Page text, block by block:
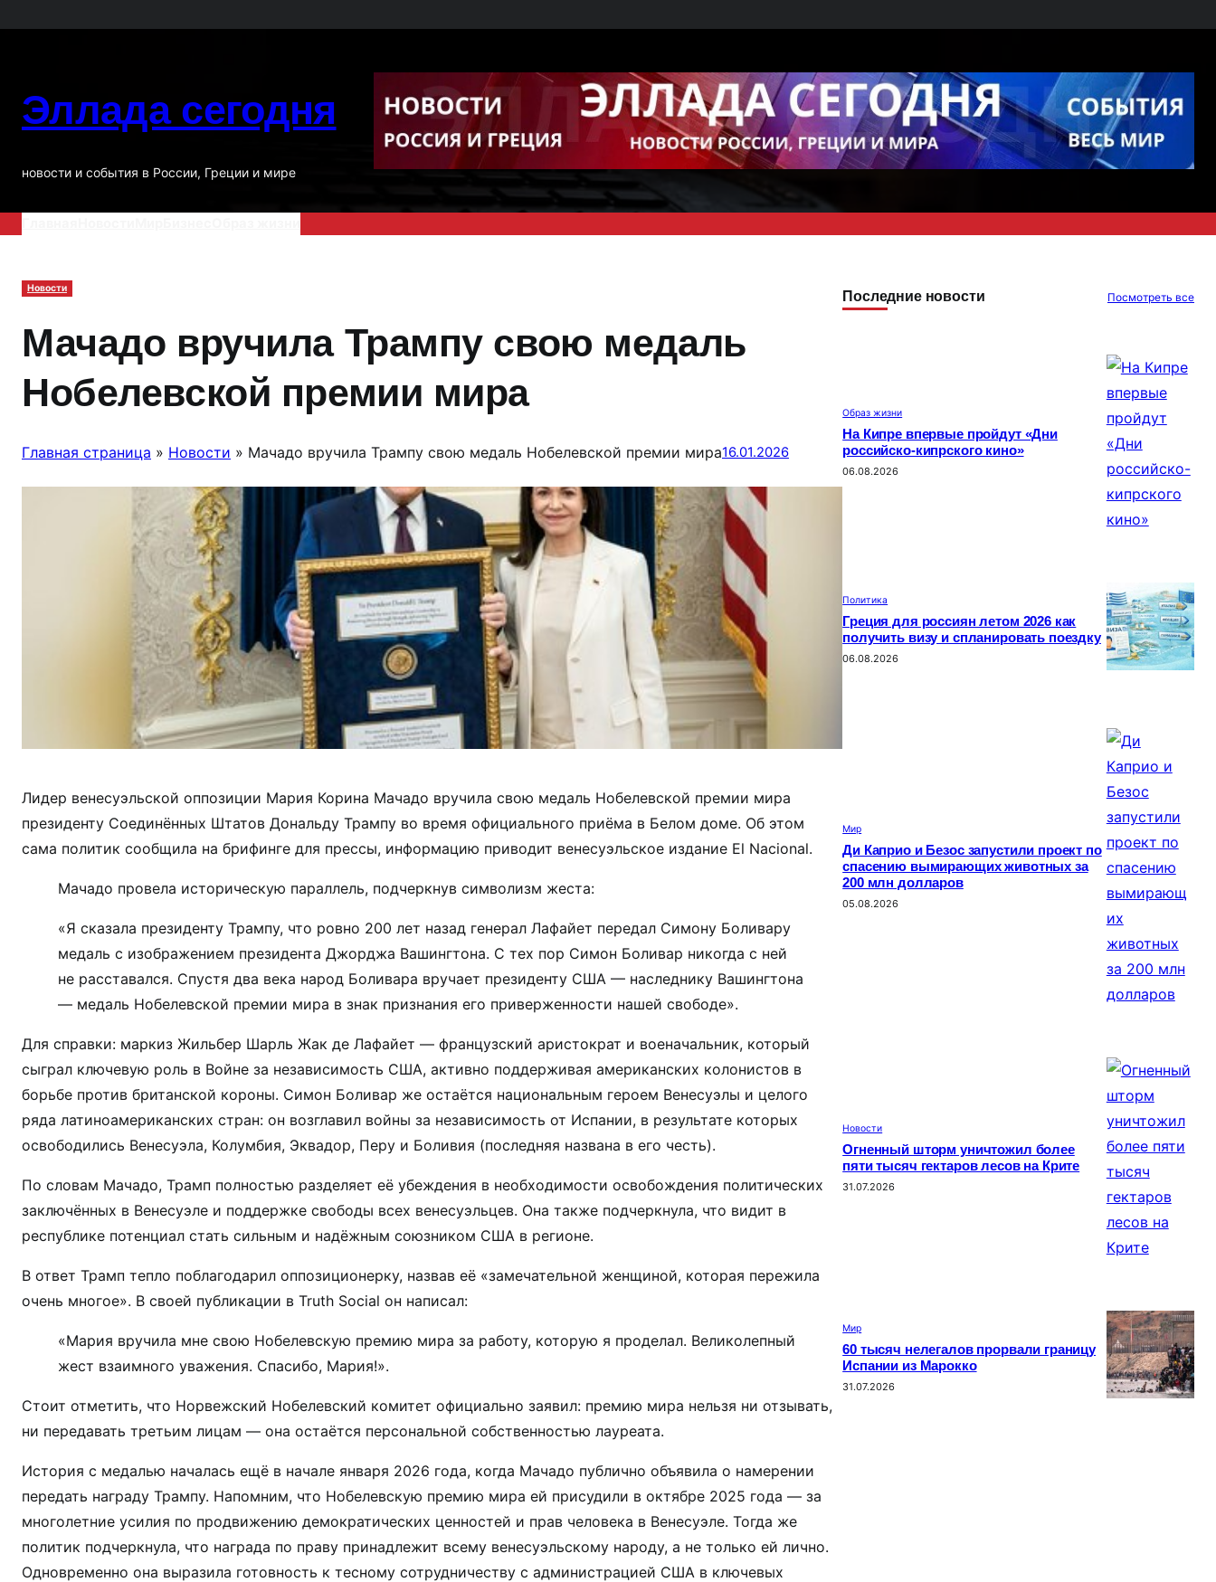
Эллада сегодня
новости и события в России, Греции и мире
Новости
Мачадо вручила Трампу свою медаль
Нобелевской премии мира
Главная страница » Новости » Мачадо вручила Трампу свою медаль Нобелевской премии мира16.01.2026
Лидер венесуэльской оппозиции Мария Корина Мачадо вручила свою медаль Нобелевской премии мира
президенту Соединённых Штатов Дональду Трампу во время официального приёма в Белом доме. Об этом
сама политик сообщила на брифинге для прессы, информацию приводит венесуэльское издание El Nacional.
Мачадо провела историческую параллель, подчеркнув символизм жеста:
«Я сказала президенту Трампу, что ровно 200 лет назад генерал Лафайет передал Симону Боливару
медаль с изображением президента Джорджа Вашингтона. С тех пор Симон Боливар никогда с ней
не расставался. Спустя два века народ Боливара вручает президенту США — наследнику Вашингтона
— медаль Нобелевской премии мира в знак признания его приверженности нашей свободе».
Для справки: маркиз Жильбер Шарль Жак де Лафайет — французский аристократ и военачальник, который
сыграл ключевую роль в Войне за независимость США, активно поддерживая американских колонистов в
борьбе против британской короны. Симон Боливар же остаётся национальным героем Венесуэлы и целого
ряда латиноамериканских стран: он возглавил войны за независимость от Испании, в результате которых
освободились Венесуэла, Колумбия, Эквадор, Перу и Боливия (последняя названа в его честь).
По словам Мачадо, Трамп полностью разделяет её убеждения в необходимости освобождения политических
заключённых в Венесуэле и поддержке свободы всех венесуэльцев. Она также подчеркнула, что видит в
республике потенциал стать сильным и надёжным союзником США в регионе.
В ответ Трамп тепло поблагодарил оппозиционерку, назвав её «замечательной женщиной, которая пережила
очень многое». В своей публикации в Truth Social он написал:
«Мария вручила мне свою Нобелевскую премию мира за работу, которую я проделал. Великолепный
жест взаимного уважения. Спасибо, Мария!».
Стоит отметить, что Норвежский Нобелевский комитет официально заявил: премию мира нельзя ни отзывать,
ни передавать третьим лицам — она остаётся персональной собственностью лауреата.
История с медалью началась ещё в начале января 2026 года, когда Мачадо публично объявила о намерении
передать награду Трампу. Напомним, что Нобелевскую премию мира ей присудили в октябре 2025 года — за
многолетние усилия по продвижению демократических ценностей и прав человека в Венесуэле. Тогда же
политик подчеркнула, что награда по праву принадлежит всему венесуэльскому народу, а не только ей лично.
Одновременно она выразила готовность к тесному сотрудничеству с администрацией США в ключевых
Последние новости Посмотреть все
Образ жизни
На Кипре впервые пройдут «Дни
российско-кипрского кино»
06.08.2026
Политика
Греция для россиян летом 2026 как
получить визу и спланировать поездку
06.08.2026
Мир
Ди Каприо и Безос запустили проект по
спасению вымирающих животных за
200 млн долларов
05.08.2026
Новости
Огненный шторм уничтожил более
пяти тысяч гектаров лесов на Крите
31.07.2026
Мир
60 тысяч нелегалов прорвали границу
Испании из Марокко
31.07.2026